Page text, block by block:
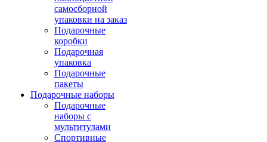
самосборной
упаковки на заказ
Подарочные
коробки
Подарочная
упаковка
Подарочные
пакеты
Подарочные наборы
Подарочные
наборы с
мультитулами
Спортивные